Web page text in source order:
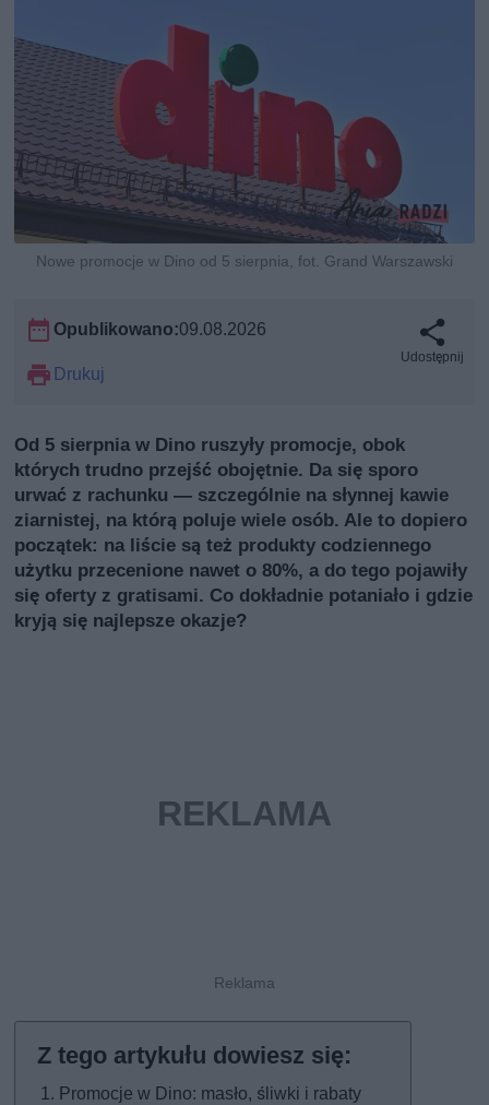
Nowe promocje w Dino od 5 sierpnia, fot. Grand Warszawski
Opublikowano:09.08.2026
Drukuj
Udostępnij
Od 5 sierpnia w Dino ruszyły promocje, obok
których trudno przejść obojętnie. Da się sporo
urwać z rachunku — szczególnie na słynnej kawie
ziarnistej, na którą poluje wiele osób. Ale to dopiero
początek: na liście są też produkty codziennego
użytku przecenione nawet o 80%, a do tego pojawiły
się oferty z gratisami. Co dokładnie potaniało i gdzie
kryją się najlepsze okazje?
Promocje w Dino: masło, śliwki i rabaty